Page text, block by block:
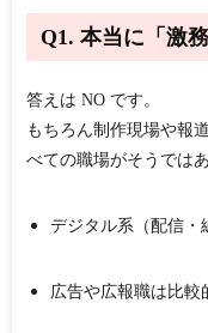
Q1. 本当に「激
答えは NO です。
もちろん制作現場や報
べての職場がそうでは
デジタル系（配信・
広告や広報職は比較